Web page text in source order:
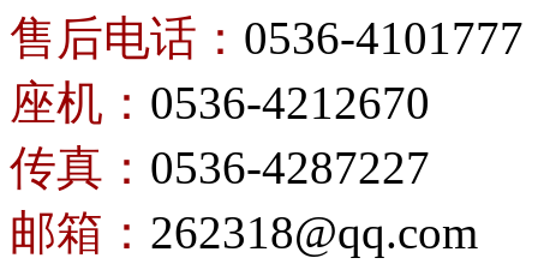
售后电话： 0536-4101777
座机： 0536-4212670
传真： 0536-4287227
邮箱： 262318@qq.com